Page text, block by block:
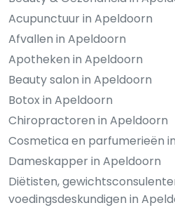
Acupunctuur in Apeldoorn
Afvallen in Apeldoorn
Apotheken in Apeldoorn
Beauty salon in Apeldoorn
Botox in Apeldoorn
Chiropractoren in Apeldoorn
Cosmetica en parfumerieën
Dameskapper in Apeldoorn
Diëtisten,
voedingsdeskundigen in